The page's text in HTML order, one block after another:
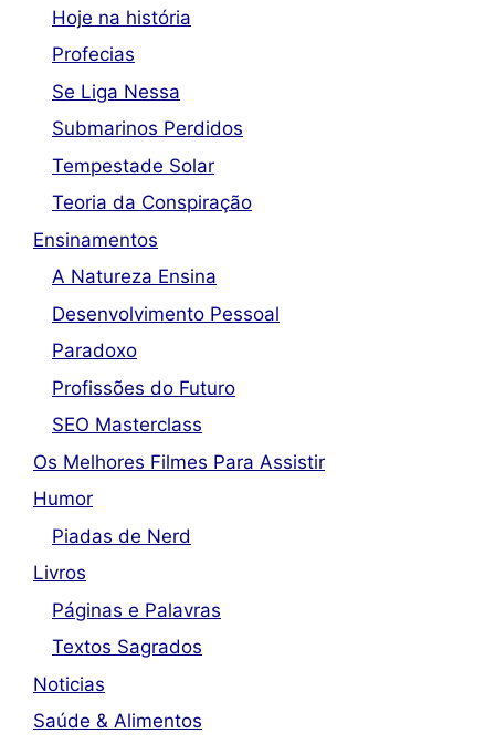
Hoje na história
Profecias
Se Liga Nessa
Submarinos Perdidos
Tempestade Solar
Teoria da Conspiração
Ensinamentos
A Natureza Ensina
Desenvolvimento Pessoal
Paradoxo
Profissões do Futuro
SEO Masterclass
Os Melhores Filmes Para Assistir
Humor
Piadas de Nerd
Livros
Páginas e Palavras
Textos Sagrados
Noticias
Saúde & Alimentos